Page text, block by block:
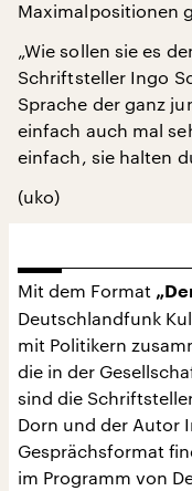
Maximalpositionen
„Wie sollen sie es
Schriftsteller Ingo
Sprache der ganz
einfach auch mal
einfach, sie halten
(uko)
Mit dem Format
Deutschlandfunk
mit Politikern
die in der
sind die
Dorn und der Autor
Gesprächsformat
im Programm von